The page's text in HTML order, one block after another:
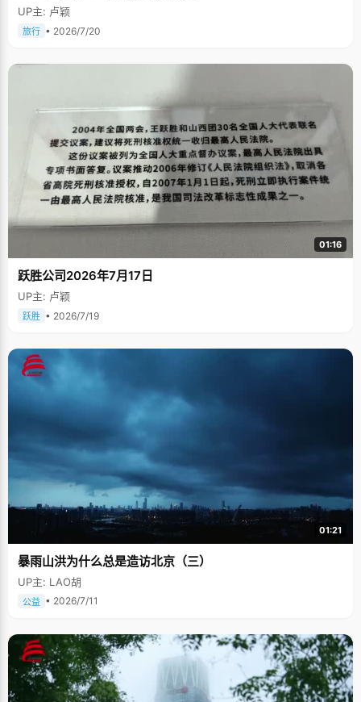
UP主: 卢颖
旅行 • 2026/7/20
01:16
跃胜公司2026年7月17日
UP主: 卢颖
跃胜 • 2026/7/19
01:21
暴雨山洪为什么总是造访北京（三）
UP主: LAO胡
公益 • 2026/7/11